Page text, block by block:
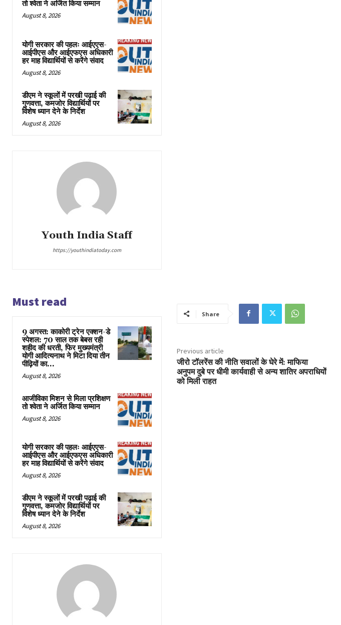
तो श्वेता ने अर्जित किया सम्मान
August 8, 2026
योगी सरकार की पहलः आईएएस-
आईपीएस और आईएफएस अधिकारी
हर माह विद्यार्थियों से करेंगे संवाद
August 8, 2026
डीएम ने स्कूलों में परखी पढ़ाई की
गुणवत्ता, कमजोर विद्यार्थियों पर
विशेष ध्यान देने के निर्देश
August 8, 2026
Youth India Staff
https://youthindiatoday.com
Must read
9 अगस्त: काकोरी ट्रेन एक्शन-डे
स्पेशल: 70 साल तक बेबस रही
शहीद की धरती, फिर मुख्यमंत्री
योगी आदित्यनाथ ने मिटा दिया तीन
पीढ़ियों का...
August 8, 2026
आजीविका मिशन से मिला प्रशिक्षण
तो श्वेता ने अर्जित किया सम्मान
August 8, 2026
योगी सरकार की पहलः आईएएस-
आईपीएस और आईएफएस अधिकारी
हर माह विद्यार्थियों से करेंगे संवाद
August 8, 2026
डीएम ने स्कूलों में परखी पढ़ाई की
गुणवत्ता, कमजोर विद्यार्थियों पर
विशेष ध्यान देने के निर्देश
August 8, 2026
Share
Previous article
जीरो टॉलरेंस की नीति सवालों के घेरे में: माफिया
अनुपम दुबे पर धीमी कार्यवाही से अन्य शातिर अपराधियों
को मिली राहत